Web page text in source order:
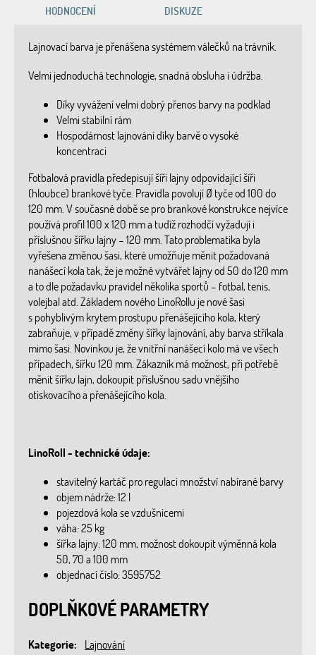
HODNOCENÍ DISKUZE
Lajnovací barva je přenášena systémem válečků na trávník.
Velmi jednoduchá technologie, snadná obsluha i údržba.
Díky vyvážení velmi dobrý přenos barvy na podklad
Velmi stabilní rám
Hospodárnost lajnování díky barvě o vysoké
koncentraci
Fotbalová pravidla předepisují šíři lajny odpovídající šíři
(hloubce) brankové tyče. Pravidla povolují Ø tyče od 100 do
120 mm. V současné době se pro brankové konstrukce nejvíce
používá profil 100 x 120 mm a tudíž rozhodčí vyžadují i
příslušnou šířku lajny – 120 mm. Tato problematika byla
vyřešena změnou šasi, které umožňuje měnit požadovaná
nanášecí kola tak, že je možné vytvářet lajny od 50 do 120 mm
a to dle požadavku pravidel několika sportů – fotbal, tenis,
volejbal atd. Základem nového LinoRollu je nové šasi
s pohyblivým krytem prostupu přenášejícího kola, který
zabraňuje, v případě změny šířky lajnování, aby barva stříkala
mimo šasi. Novinkou je, že vnitřní nanášecí kolo má ve všech
případech, šířku 120 mm. Zákazník má možnost, při potřebě
měnit šířku lajn, dokoupit příslušnou sadu vnějšího
otiskovacího a přenášejícího kola.
LinoRoll - technické údaje:
stavitelný kartáč pro regulaci množství nabírané barvy
objem nádrže: 12 l
pojezdová kola se vzdušnicemi
váha: 25 kg
šířka lajny: 120 mm, možnost dokoupit výměnná kola
50, 70 a 100 mm
objednací číslo: 3595752
DOPLŇKOVÉ PARAMETRY
Kategorie:
Lajnování